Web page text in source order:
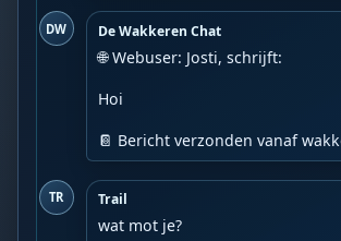
DW De Wakkeren Chat
🌐 Webuser: Josti, schrijft:
Hoi
📔 Bericht verzonden vanaf
TR Trail
wat mot je?